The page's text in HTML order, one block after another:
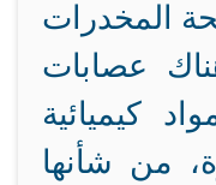
المخدرات
عصابات
كيميائية
من شأنها